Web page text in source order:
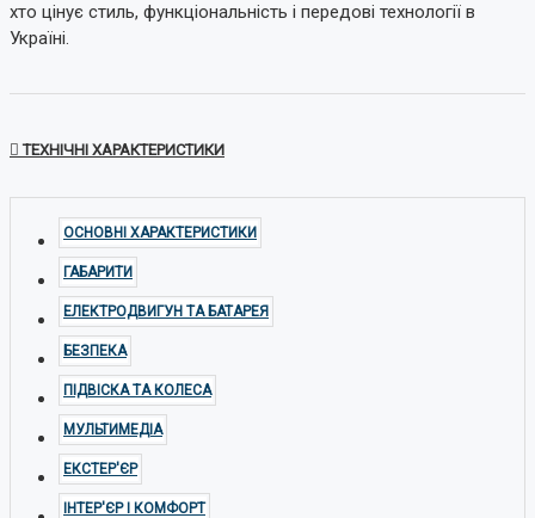
хто цінує стиль, функціональність і передові технології в
Україні.
ТЕХНІЧНІ ХАРАКТЕРИСТИКИ
ОСНОВНІ ХАРАКТЕРИСТИКИ
ГАБАРИТИ
ЕЛЕКТРОДВИГУН ТА БАТАРЕЯ
БЕЗПЕКА
ПІДВІСКА ТА КОЛЕСА
МУЛЬТИМЕДІА
ЕКСТЕР'ЄР
ІНТЕР'ЄР І КОМФОРТ